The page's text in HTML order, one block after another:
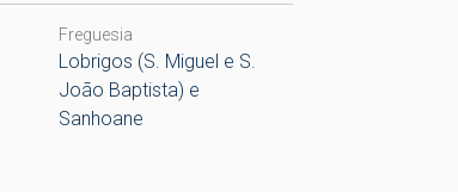
Freguesia
Lobrigos (S. Miguel e S.
João Baptista) e
Sanhoane